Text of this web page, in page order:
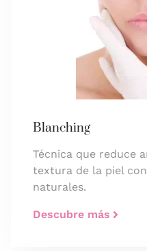
Blanching
Técnica que reduce
textura de la piel
naturales.
Descubre más